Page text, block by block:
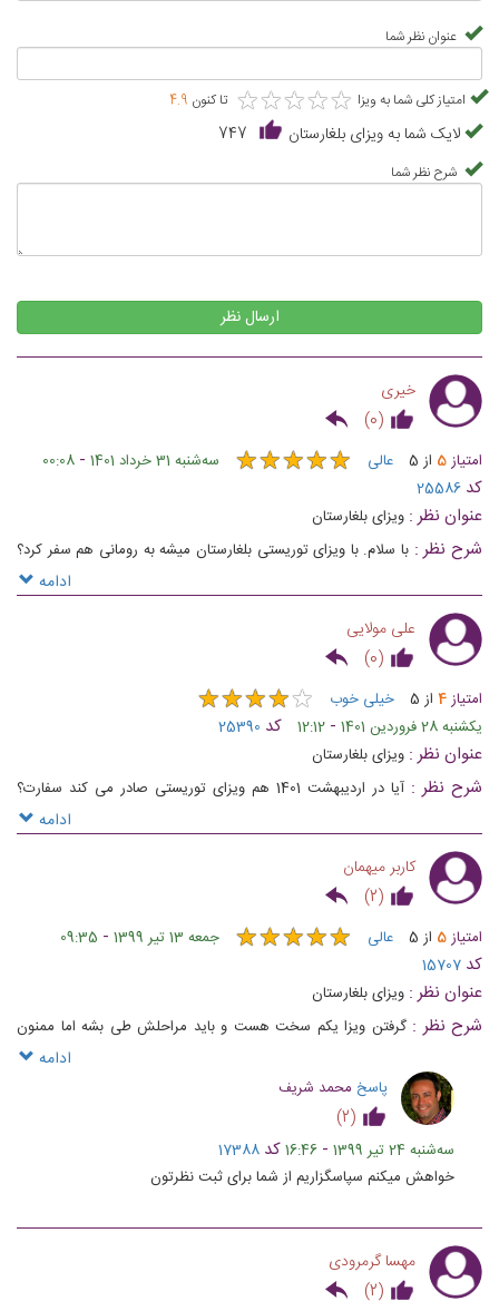
عنوان نظر شما
امتیاز کلی شما به ویزا ★★★★★
★★★★★ تا کنون 4.9
لایک شما به ویزای بلغارستان 747
شرح نظر شما
ارسال نظر
خیری
(
0
)
امتیاز5 از 5 عالی ★★★★★
★★★★★ ﺳﻪشنبه 31 خرداد 1401 -
00:08
کد 25586
عنوان نظر : ویزای بلغارستان
شرح نظر : با سلام. با ویزای توریستی بلغارستان میشه به رومانی هم سفر کرد؟
ادامه
علی مولایی
(
0
)
امتیاز4 از 5 خیلی خوب ★★★★★
★★★★★
یکشنبه 28 فروردین 1401 -
12:12 کد 25390
عنوان نظر : ویزای بلغارستان
شرح نظر :
آیا در اردیبهشت 1401 هم ویزای توریستی صادر می کند سفارت؟
ادامه
کاربر میهمان
(
2
)
امتیاز5 از 5 عالی ★★★★★
★★★★★ جمعه 13 تیر 1399 -
09:35
کد 15707
عنوان نظر : ویزای بلغارستان
شرح نظر : گرفتن ویزا یکم سخت هست و باید مراحلش طی بشه اما ممنون
ادامه
پاسخ محمد شریف
(
2
)
ﺳﻪشنبه 24 تیر 1399 -
16:46کد 17388
خواهش میکنم سپاسگزاریم از شما برای ثبت نظرتون
مهسا گرمرودی
(
2
)